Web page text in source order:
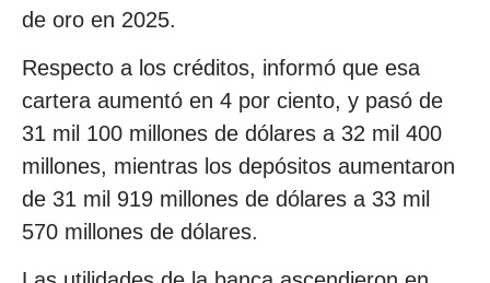
de oro en 2025.
Respecto a los créditos, informó que esa
cartera aumentó en 4 por ciento, y pasó de
31 mil 100 millones de dólares a 32 mil 400
millones, mientras los depósitos aumentaron
de 31 mil 919 millones de dólares a 33 mil
570 millones de dólares.